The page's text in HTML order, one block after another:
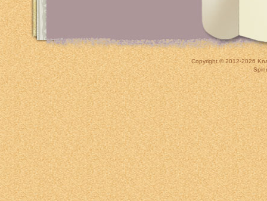
Copyright © 2012-2026